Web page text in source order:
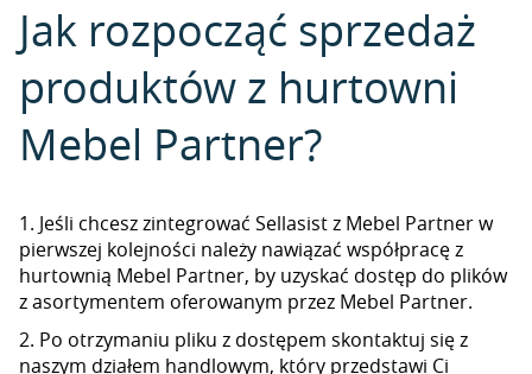
Jak rozpocząć sprzedaż
produktów z hurtowni
Mebel Partner?
1. Jeśli chcesz zintegrować Sellasist z Mebel Partner w
pierwszej kolejności należy nawiązać współpracę z
hurtownią Mebel Partner, by uzyskać dostęp do plików
z asortymentem oferowanym przez Mebel Partner.
2. Po otrzymaniu pliku z dostępem skontaktuj się z
naszym działem handlowym, który przedstawi Ci